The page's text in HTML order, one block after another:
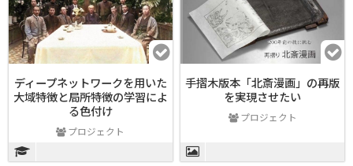
ディープネットワークを用いた
大域特徴と局所特徴の学習によ
る色付け
プロジェクト
手摺木版本「北斎漫画」の再版
を実現させたい
プロジェクト